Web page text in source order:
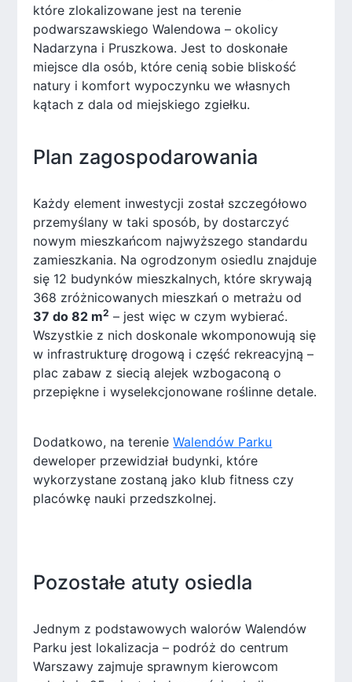
które zlokalizowane jest na terenie
podwarszawskiego Walendowa – okolicy
Nadarzyna i Pruszkowa. Jest to doskonałe
miejsce dla osób, które cenią sobie bliskość
natury i komfort wypoczynku we własnych
kątach z dala od miejskiego zgiełku.
Plan zagospodarowania
Każdy element inwestycji został szczegółowo
przemyślany w taki sposób, by dostarczyć
nowym mieszkańcom najwyższego standardu
zamieszkania. Na ogrodzonym osiedlu znajduje
się 12 budynków mieszkalnych, które skrywają
368 zróżnicowanych mieszkań o metrażu od
37 do 82 m2 – jest więc w czym wybierać.
Wszystkie z nich doskonale wkomponowują się
w infrastrukturę drogową i część rekreacyjną –
plac zabaw z siecią alejek wzbogaconą o
przepiękne i wyselekcjonowane roślinne detale.
Dodatkowo, na terenieWalendów Parku
deweloper przewidział budynki, które
wykorzystane zostaną jako klub fitness czy
placówkę nauki przedszkolnej.
Pozostałe atuty osiedla
Jednym z podstawowych walorów Walendów
Parku jest lokalizacja – podróż do centrum
Warszawy zajmuje sprawnym kierowcom